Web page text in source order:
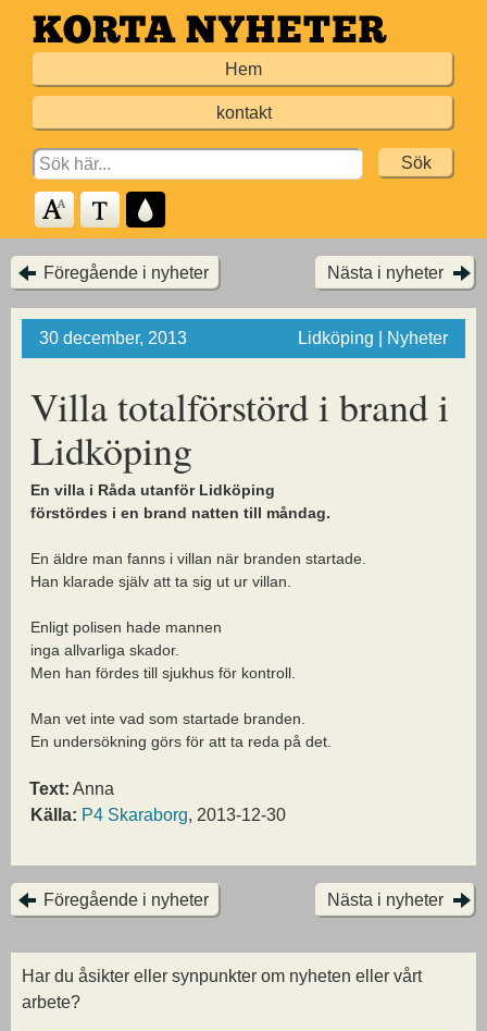
Hoppa
till
Hem
kontakt
Search
for:
Föregående i nyheter Nästa i nyheter
30 december, 2013 Lidköping | Nyheter
Villa totalförstörd i brand i
Lidköping
En villa i Råda utanför Lidköping
förstördes i en brand natten till måndag.
En äldre man fanns i villan när branden startade.
Han klarade själv att ta sig ut ur villan.
Enligt polisen hade mannen
inga allvarliga skador.
Men han fördes till sjukhus för kontroll.
Man vet inte vad som startade branden.
En undersökning görs för att ta reda på det.
Text: Anna
Källa: P4 Skaraborg, 2013-12-30
Föregående i nyheter Nästa i nyheter
Har du åsikter eller synpunkter om nyheten eller vårt
arbete?